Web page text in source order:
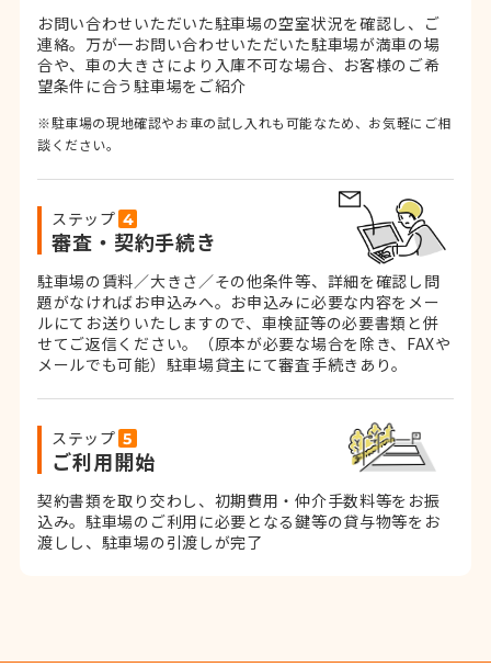
お問い合わせいただいた駐車場の空室状況を確認し、ご
連絡。 万が一お問い合わせいただいた駐車場が満車の場
合や、車の大きさにより入庫不可な場合、お客様のご希
望条件に合う駐車場をご紹介
※駐車場の現地確認やお車の試し入れも可能なため、お気軽にご相
談ください。
ステップ
審査・契約手続き
駐車場の賃料／大きさ／その他条件等、詳細を確認し問
題がなければお申込みへ。お申込みに必要な内容をメー
ルにてお送りいたしますので、車検証等の必要書類と併
せてご返信ください。
（原本が必要な場合を除き、FAXや
メールでも可能） 駐車場貸主にて審査手続きあり。
ステップ
ご利用開始
契約書類を取り交わし、初期費用・仲介手数料等をお振
込み。駐車場のご利用に必要となる鍵等の貸与物等をお
渡しし、駐車場の引渡しが完了